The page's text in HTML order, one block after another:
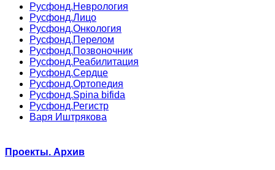
Русфонд.Неврология
Русфонд.Лицо
Русфонд.Онкология
Русфонд.Перелом
Русфонд.Позвоночник
Русфонд.Реабилитация
Русфонд.Сердце
Русфонд.Ортопедия
Русфонд.Spina bifida
Русфонд.Регистр
Варя Иштрякова
Проекты. Архив